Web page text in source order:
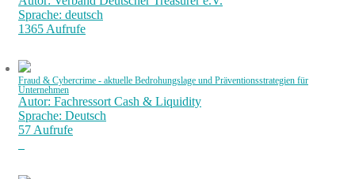
Sprache: deutsch
1365 Aufrufe
Fraud & Cybercrime - aktuelle Bedrohungslage und Präventionsstrategien für
Unternehmen
Autor: Fachressort Cash & Liquidity
Sprache: Deutsch
57 Aufrufe